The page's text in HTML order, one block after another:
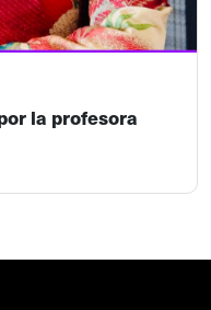
la profesora